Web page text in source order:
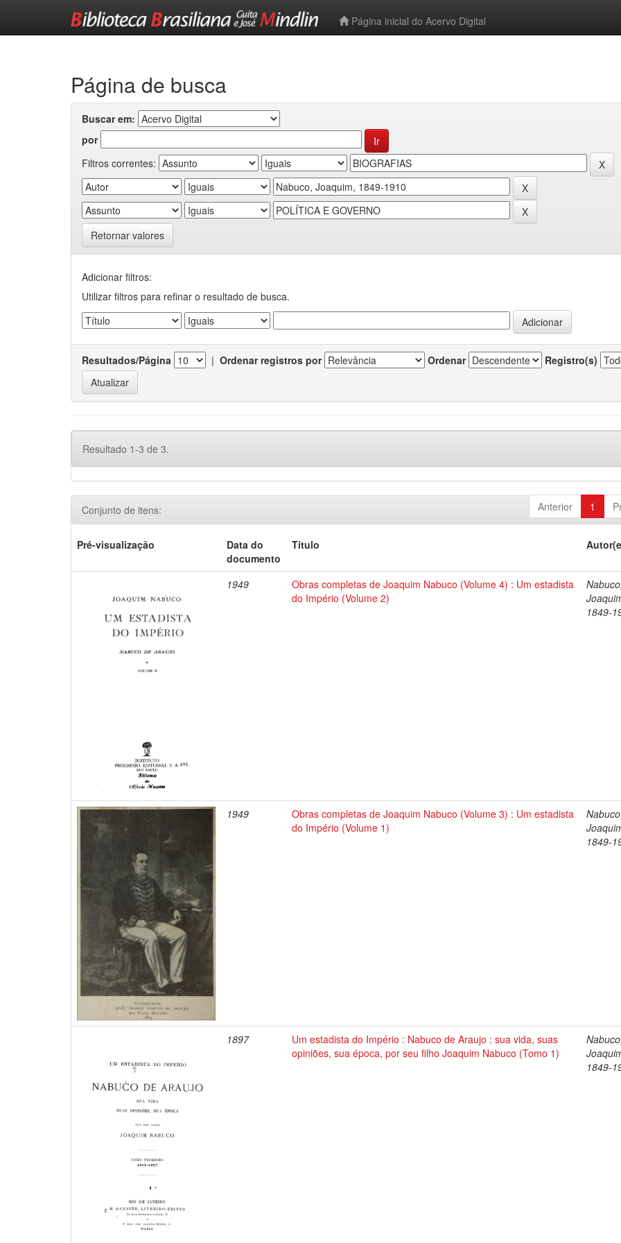
Página inicial do Acervo Digital
Página de busca
Buscar em:
por
Filtros correntes:
Retornar valores
Adicionar filtros:
Utilizar filtros para refinar o resultado de busca.
Resultados/Página | Ordenar registros por Ordenar Registro(s)
Resultado 1-3 de 3.
Anterior 1
Conjunto de itens:
Pré-visualização
Data do
documento
Título
1949
Obras completas de Joaquim Nabuco (Volume 4) : Um estadista
do Império (Volume 2)
Nabuco,
1849-
1949
Obras completas de Joaquim Nabuco (Volume 3) : Um estadista
do Império (Volume 1)
Nabuco,
1849-
1897
Um estadista do Império : Nabuco de Araujo : sua vida, suas
opiniões, sua época, por seu filho Joaquim Nabuco (Tomo 1)
Nabuco,
1849-